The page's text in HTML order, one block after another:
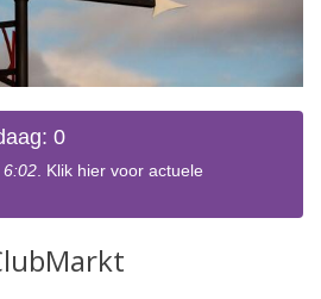
0
6:02 . Klik hier voor actuele